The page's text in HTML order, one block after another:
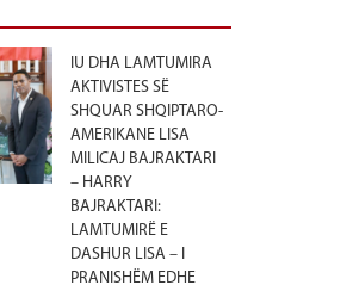
IU DHA LAMTUMIRA
AKTIVISTES SË
SHQUAR SHQIPTARO-
AMERIKANE LISA
MILICAJ BAJRAKTARI
– HARRY
BAJRAKTARI:
LAMTUMIRË E
DASHUR LISA – I
PRANISHËM EDHE